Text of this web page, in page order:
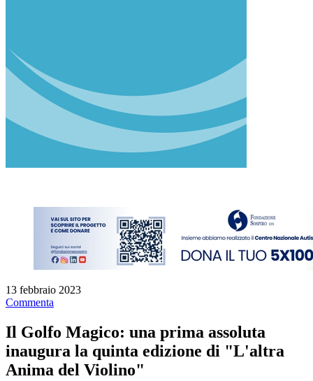
13 febbraio 2023
Commenta
Il Golfo Magico: una prima assoluta
inaugura la quinta edizione di "L'altra
Anima del Violino"